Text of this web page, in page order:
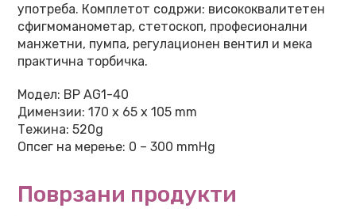
употреба. Комплетот содржи: висококвалитетен
сфигмоманометар, стетоскоп, професионални
манжетни, пумпа, регулационен вентил и мека
практична торбичка.
Модел: BP AG1-40
Димензии: 170 x 65 x 105 mm
Тежина: 520g
Опсег на мерење: 0 – 300 mmHg
Поврзани продукти